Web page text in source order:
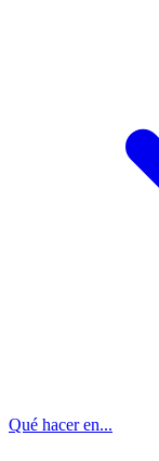
Qué hacer en...